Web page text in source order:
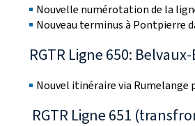
Nouvelle numérotation de la
Nouveau terminus à Pontpierre
RGTR Ligne 650:
Nouvel itinéraire via Rumelange
RGTR Ligne 651